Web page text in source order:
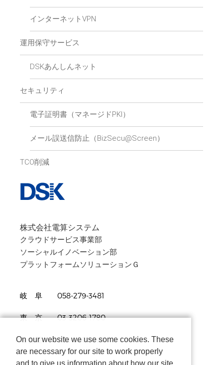
インターネットVPN
運用保守サービス
DSKあんしんネット
セキュリティ
電子証明書（マネージドPKI）
メール誤送信防止（BizSecu@Screen）
TCO削減
株式会社電算システム
クラウドサービス事業部
ソーシャルイノベーション部
プラットフォームソリューションＧ
岐 阜 058-279-3481
東 京 03-3206-1780
名古屋 052-961-3690
On our website we use some cookies. These
are necessary for our site to work properly